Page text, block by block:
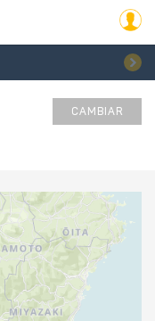
CAMBIAR